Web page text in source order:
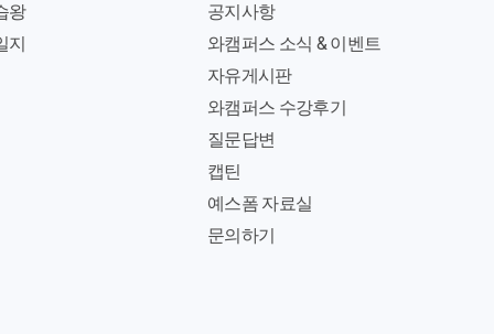
왕
지
공지사항
와캠퍼스 소식 & 이벤트
자유게시판
와캠퍼스 수강후기
질문답변
캡틴
예스폼 자료실
문의하기